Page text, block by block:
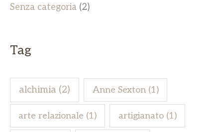
Senza categoria (2)
Tag
alchimia (2) Anne Sexton(1)
arte relazionale (1) artigianato(1)